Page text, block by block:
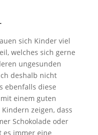
sich Kinder viel
welches sich gerne
ungesunden
deshalb nicht
ebenfalls diese
einem guten
zeigen, dass
Schokolade oder
es immer eine